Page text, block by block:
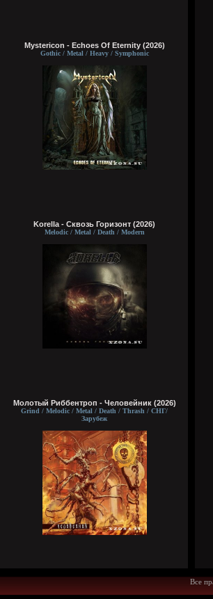
Mystericon - Echoes Of Eternity (2026)
Gothic / Metal / Heavy / Symphonic
Korella - Сквозь Горизонт (2026)
Melodic / Metal / Death / Modern
Молотый Риббентроп - Человейник (2026)
Grind / Melodic / Metal / Death / Thrash / СНГ/
Зарубеж
Все